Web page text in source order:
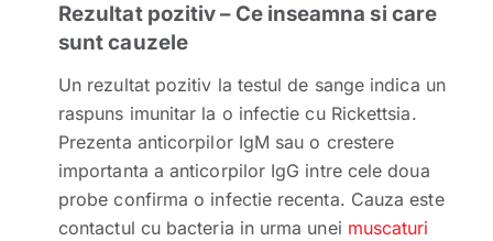
Rezultat pozitiv – Ce inseamna si care
sunt cauzele
Un rezultat pozitiv la testul de sange indica un
raspuns imunitar la o infectie cu Rickettsia.
Prezenta anticorpilor IgM sau o crestere
importanta a anticorpilor IgG intre cele doua
probe confirma o infectie recenta. Cauza este
contactul cu bacteria in urma unei muscaturi